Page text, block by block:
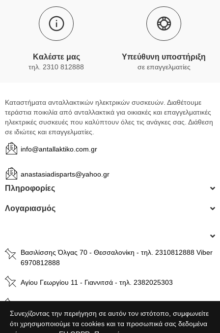
Καλέστε μας
τηλ. 2310 812888
Υπεύθυνη υποστήριξη
σε επαγγελματίες
Καταστήματα ανταλλακτικών ηλεκτρικών συσκευών. Διαθέτουμε
τεράστια ποικιλία από ανταλλακτικά για οικιακές και επαγγελματικές
ηλεκτρικές συσκευές που καλύπτουν όλες τις ανάγκες σας. Διάθεση
σε ιδιώτες και επαγγελματίες.
info@antallaktiko.com.gr
anastasiadisparts@yahoo.gr
Πληροφορίες
Λογαριασμός
Βασιλίσσης Όλγας 70 - Θεσσαλονίκη - τηλ. 2310812888 Viber
6970812888
Αγίου Γεωργίου 11 - Γιαννιτσά - τηλ. 2382025303
Συνεχίζοντας την περιήγηση σε αυτόν τον ιστότοπο, συμφωνείτε
ότι χρησιμοποιούμε τα cookies και τα προσωπικά σας δεδομένα